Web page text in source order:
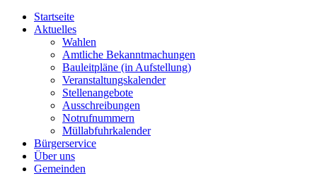
Startseite
Aktuelles
Wahlen
Amtliche Bekanntmachungen
Bauleitpläne (in Aufstellung)
Veranstaltungskalender
Stellenangebote
Ausschreibungen
Notrufnummern
Müllabfuhrkalender
Bürgerservice
Über uns
Gemeinden